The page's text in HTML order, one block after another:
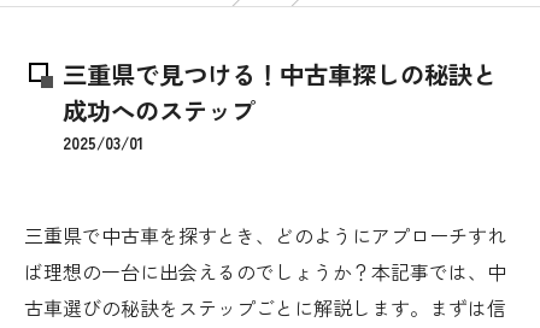
三重県で見つける！中古車探しの秘訣と
成功へのステップ
2025/03/01
三重県で中古車を探すとき、どのようにアプローチすれ
ば理想の一台に出会えるのでしょうか？本記事では、中
古車選びの秘訣をステップごとに解説します。まずは信